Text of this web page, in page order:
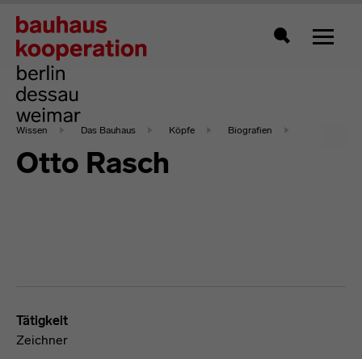
Zeigt
Wissen Das Bauhaus Köpfe Biografien
Otto Rasch
Tätigkeit
Zeichner